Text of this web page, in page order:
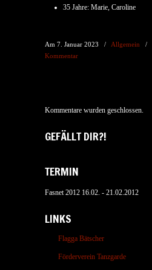
35 Jahre: Marie, Caroline
Am 7. Januar 2023 / Allgemein /
Kommentar
Kommentare wurden geschlossen.
GEFÄLLT DIR?!
TERMIN
Fasnet 2012 16.02. - 21.02.2012
LINKS
Flagga Bätscher
Förderverein Tanzgarde